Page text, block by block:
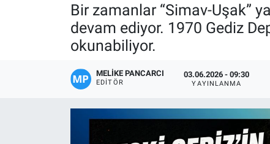
Bir zamanlar “Simav-Uşak”
devam ediyor. 1970 Gediz
okunabiliyor.
MELIKE PANCARCI
EDITÖR
03.06.2026 - 09:30
YAYINLANMA
Uşak Haberleri